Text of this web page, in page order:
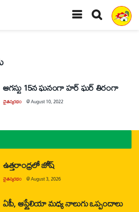
ఆగస్టు 15న ఘనంగా హర్‌ ఘర్‌ తిరంగా
చైతన్యరధం @August 10, 2022
ఉత్తరాంధ్రలో జోష్
చైతన్యరధం @August 3, 2026
ఏపీ, ఆస్ట్రేలియా మధ్య నాలుగు ఒప్పందాలు